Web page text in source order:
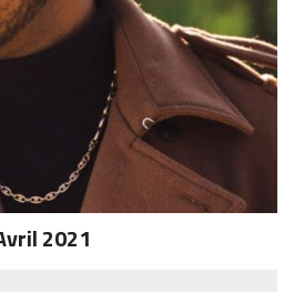
2021